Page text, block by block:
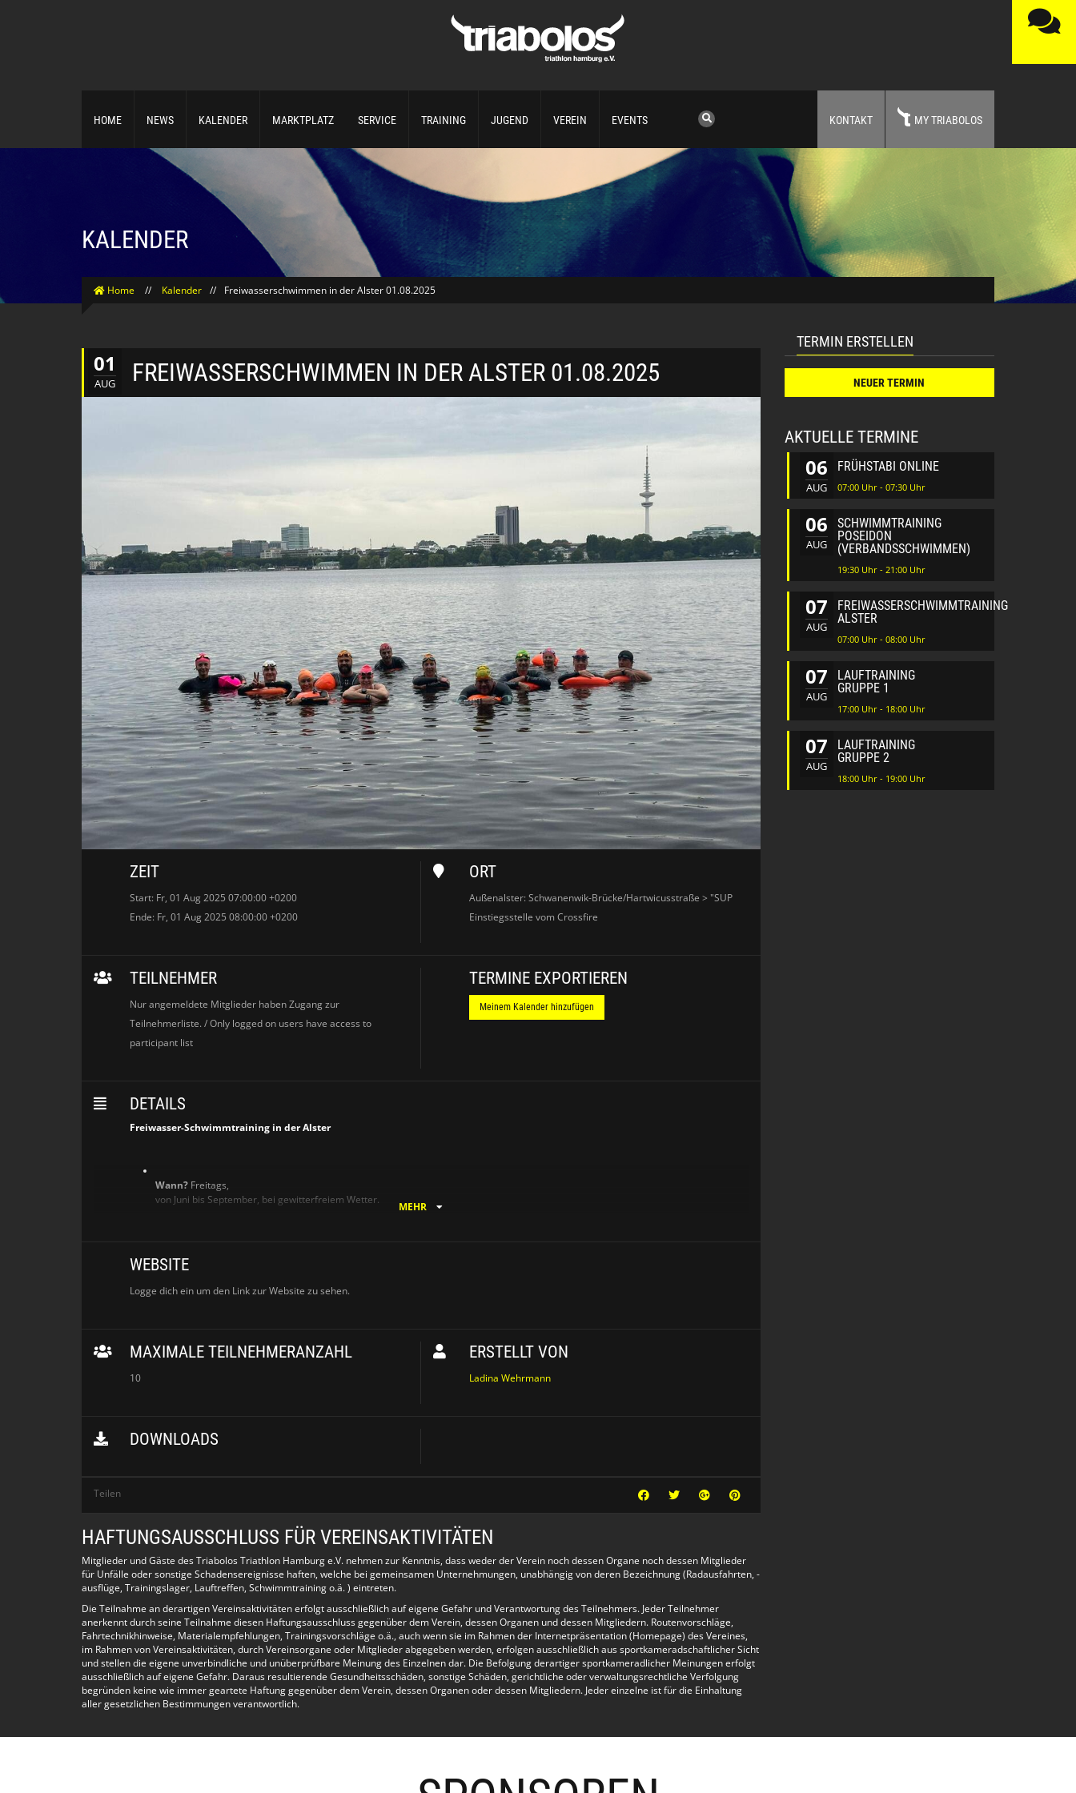
HOME NEWS KALENDER MARKTPLATZ SERVICE TRAINING JUGEND VEREIN EVENTS KONTAKT MY TRIABOLOS
Home // Kalender // Freiwasserschwimmen in der Alster 01.08.2025
KALENDER
01
AUG FREIWASSERSCHWIMMEN IN DER ALSTER 01.08.2025
ZEIT
Start: Fr, 01 Aug 2025 07:00:00 +0200
Ende: Fr, 01 Aug 2025 08:00:00 +0200
ORT
Außenalster: Schwanenwik-Brücke/Hartwicusstraße > "SUP
Einstiegsstelle vom Crossfire
TEILNEHMER
Nur angemeldete Mitglieder haben Zugang zur
Teilnehmerliste. / Only logged on users have access to
participant list
TERMINE EXPORTIEREN
Meinem Kalender hinzufügen
MEHR
DETAILS
Freiwasser-Schwimmtraining in der Alster
Wann? Freitags,
von Juni bis September, bei gewitterfreiem Wetter.
07:00 Uhr
Schwanenwik-Brücke/Hartwicusstraße > "SUP Einstiegsstelle vom
Crossfire" (bei den neuen Bänken)
Bitte
einschließen, zu Hause lassen oder mit ins Wasser nehmen (Boje).
Pflicht:
Helle-grelle Badekappe und Boje (erhältlich ab 9 Euro).
Optional:
Neoprenanzug, vor allem bei kühlerem Wetter.
Distanz:1-2 km
am Alsterufer entlang.
Um über kurzfristige Änderungen oder Absagen informiert zu werden,
WEBSITE
Logge dich ein um den Link zur Website zu sehen.
MAXIMALE TEILNEHMERANZAHL
10
ERSTELLT VON
Ladina Wehrmann
DOWNLOADS
Teilen
HAFTUNGSAUSSCHLUSS FÜR VEREINSAKTIVITÄTEN
Mitglieder und Gäste des Triabolos Triathlon Hamburg e.V. nehmen zur Kenntnis, dass weder der Verein noch dessen Organe noch dessen Mitglieder
für Unfälle oder sonstige Schadensereignisse haften, welche bei gemeinsamen Unternehmungen, unabhängig von deren Bezeichnung (Radausfahrten, -
ausflüge, Trainingslager, Lauftreffen, Schwimmtraining o.ä. ) eintreten.
Die Teilnahme an derartigen Vereinsaktivitäten erfolgt ausschließlich auf eigene Gefahr und Verantwortung des Teilnehmers. Jeder Teilnehmer
anerkennt durch seine Teilnahme diesen Haftungsausschluss gegenüber dem Verein, dessen Organen und dessen Mitgliedern. Routenvorschläge,
Fahrtechnikhinweise, Materialempfehlungen, Trainingsvorschläge o.ä., auch wenn sie im Rahmen der Internetpräsentation (Homepage) des Vereines,
im Rahmen von Vereinsaktivitäten, durch Vereinsorgane oder Mitglieder abgegeben werden, erfolgen ausschließlich aus sportkameradschaftlicher Sicht
und stellen die eigene unverbindliche und unüberprüfbare Meinung des Einzelnen dar. Die Befolgung derartiger sportkameradlicher Meinungen erfolgt
ausschließlich auf eigene Gefahr. Daraus resultierende Gesundheitsschäden, sonstige Schäden, gerichtliche oder verwaltungsrechtliche Verfolgung
begründen keine wie immer geartete Haftung gegenüber dem Verein, dessen Organen oder dessen Mitgliedern. Jeder einzelne ist für die Einhaltung
aller gesetzlichen Bestimmungen verantwortlich.
TERMIN ERSTELLEN
NEUER TERMIN
AKTUELLE TERMINE
06
AUG
FRÜHSTABI ONLINE
07:00 Uhr - 07:30 Uhr
06
AUG
SCHWIMMTRAINING
POSEIDON
(VERBANDSSCHWIMMEN)
19:30 Uhr - 21:00 Uhr
07
AUG
FREIWASSERSCHWIMMTRAINING
ALSTER
07:00 Uhr - 08:00 Uhr
07
AUG
LAUFTRAINING
GRUPPE 1
17:00 Uhr - 18:00 Uhr
07
AUG
LAUFTRAINING
GRUPPE 2
18:00 Uhr - 19:00 Uhr